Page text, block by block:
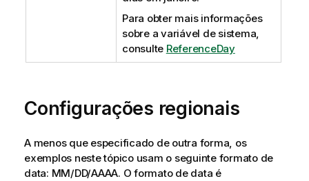
Para obter mais informações
sobre a variável de sistema,
consulte ReferenceDay
Configurações regionais
A menos que especificado de outra forma, os
exemplos neste tópico usam o seguinte formato de
data: MM/DD/AAAA. O formato de data é